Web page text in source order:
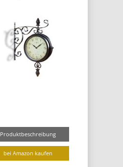
Produktbeschreibung
bei Amazon kaufen